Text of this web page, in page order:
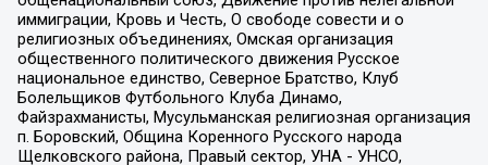
иммиграции, Кровь и Честь, О свободе совести и о
религиозных объединениях, Омская организация
общественного политического движения Русское
национальное единство, Северное Братство, Клуб
Болельщиков Футбольного Клуба Динамо,
Файзрахманисты, Мусульманская религиозная организация
п. Боровский, Община Коренного Русского народа
Щелковского района, Правый сектор, УНА - УНСО,